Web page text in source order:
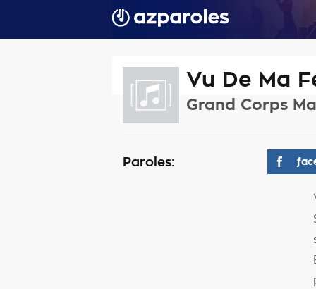
Vu De Ma
Grand Corps
Paroles: